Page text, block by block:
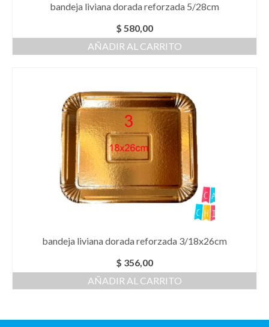
bandeja liviana dorada reforzada 5/28cm
$ 580,00
AÑADIR AL CARRITO
bandeja liviana dorada reforzada 3/18x26cm
$ 356,00
AÑADIR AL CARRITO